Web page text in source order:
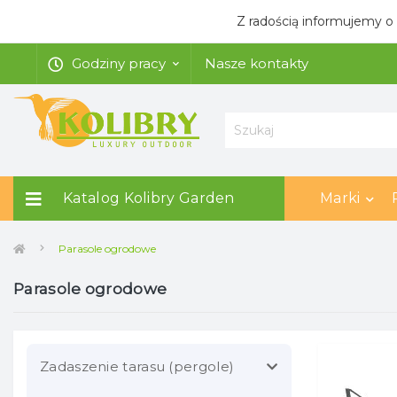
Z radością informujemy
Godziny pracy Nasze kontakty
Katalog Kolibry Garden Marki
Parasole ogrodowe
Parasole ogrodowe
Zadaszenie tarasu (pergole)